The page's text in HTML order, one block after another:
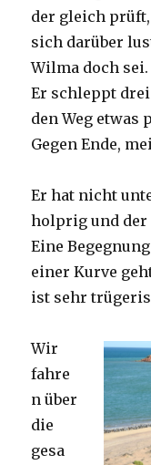
der gleich
sich darüber
Wilma doch sei.
Er schleppt
den Weg etwas
Gegen Ende,
Er hat nicht
holprig und der
Eine
einer Kurve
ist sehr
Wir
fahre
n über
die
gesa